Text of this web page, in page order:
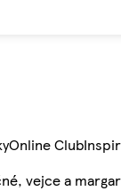
Online Club
vejce a